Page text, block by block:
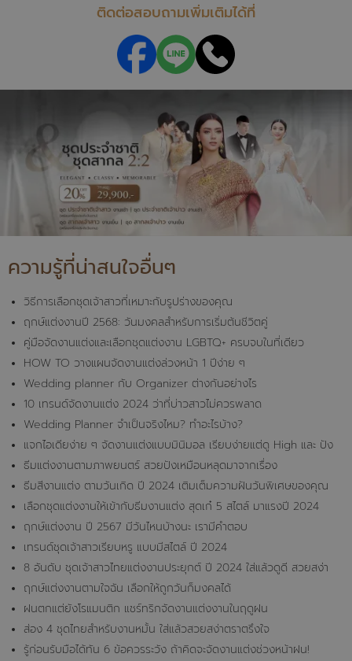
ติดต่อสอบถามเพิ่มเติมได้ที่
ความรู้ที่น่าสนใจอื่นๆ
วิธีการเลือกชุดเจ้าสาวที่เหมาะกับรูปร่างของคุณ
ฤกษ์แต่งงานปี 2568: วันมงคลสำหรับการเริ่มต้นชีวิตคู่
คู่มือจัดงานแต่งและเลือกชุดแต่งงาน LGBTQ+ ครบจบในที่เดียว
HOW TO วางแผนจัดงานแต่งล่วงหน้า 1 ปีง่าย ๆ
Wedding planner กับ Organizer ต่างกันอย่างไร
10 เทรนด์จัดงานแต่ง 2024 ว่าที่บ่าวสาวไม่ควรพลาด
Wedding Planner จำเป็นจริงไหม? ทำอะไรบ้าง?
แจกไอเดียง่าย ๆ จัดงานแต่งแบบมินิมอล เรียบง่ายแต่ดู High และ ปัง
ธีมแต่งงานตามภาพยนตร์ สวยปังเหมือนหลุดมาจากเรื่อง
ธีมสีงานแต่ง ตามวันเกิด ปี 2024 เติมเต็มความฝันวันพิเศษของคุณ
เลือกชุดแต่งงานให้เข้ากับธีมงานแต่ง สุดเก๋ 5 สไตล์ มาแรงปี 2024
ฤกษ์แต่งงาน ปี 2567 มีวันไหนบ้างนะ เรามีคำตอบ
เทรนด์ชุดเจ้าสาวเรียบหรู แบบมีสไตล์ ปี 2024
8 อันดับ ชุดเจ้าสาวไทยแต่งงานประยุกต์ ปี 2024 ใส่แล้วดูดี สวยสง่า
ฤกษ์แต่งงานตามใจฉัน เลือกให้ถูกวันก็มงคลได้
ฝนตกแต่ยังโรแมนติก แชร์ทริกจัดงานแต่งงานในฤดูฝน
ส่อง 4 ชุดไทยสำหรับงานหมั้น ใส่แล้วสวยสง่าตราตรึงใจ
รู้ก่อนรับมือได้ทัน 6 ข้อควรระวัง ถ้าคิดจะจัดงานแต่งช่วงหน้าฝน!